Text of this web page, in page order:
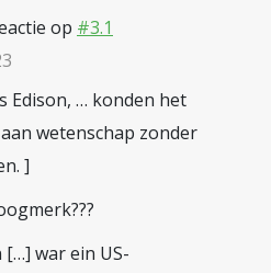
op #3.1
Edison, … konden het
wetenschap zonder
]
[…] war ein US-